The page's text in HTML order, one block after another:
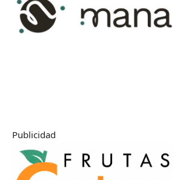
Publicidad